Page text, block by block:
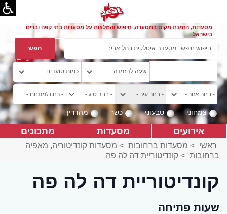
מסעדות, הזמנת מקום במסעדה, חיפוש והמלצות על מסעדות בתי קפה וברים
בישראל
צמחוני טבעוני כשר מהדרין
אירועים מסעדות מתכונים
ראשי > מסעדות ברחובות > מסעדות קונדיטוריה, מאפיה
ברחובות > קונדיטוריית דה לה פה
קונדיטוריית דה לה פה
שעות פתיחה